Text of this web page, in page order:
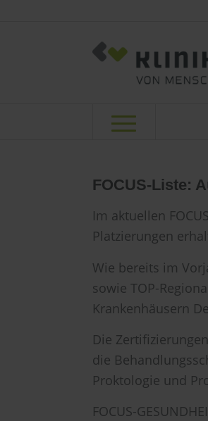
FOCUS-Liste:
Im aktuellen
Platzierungen
Wie bereits im
sowie TOP-
Krankenhäusern
Die
die
Proktologie und
FOCUS-